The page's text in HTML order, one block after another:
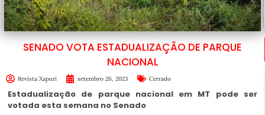
SENADO VOTA ESTADUALIZAÇÃO DE PARQUE
NACIONAL
Revista Xapuri setembro 26, 2023 Cerrado
Estadualização de parque nacional em MT pode ser
votada esta semana no Senado